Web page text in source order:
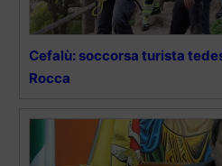
Cefalù: soccorsa turista
Rocca